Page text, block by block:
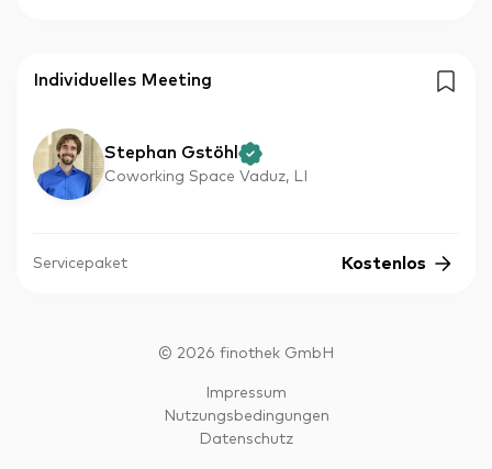
Individuelles Meeting
Stephan Gstöhl
Coworking Space Vaduz, LI
Servicepaket Kostenlos
© 2026 finothek GmbH
Impressum
Nutzungsbedingungen
Datenschutz